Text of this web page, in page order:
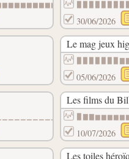
30/06/2026
Le mag jeux
05/06/2026
Les films du
10/07/2026
Les toiles